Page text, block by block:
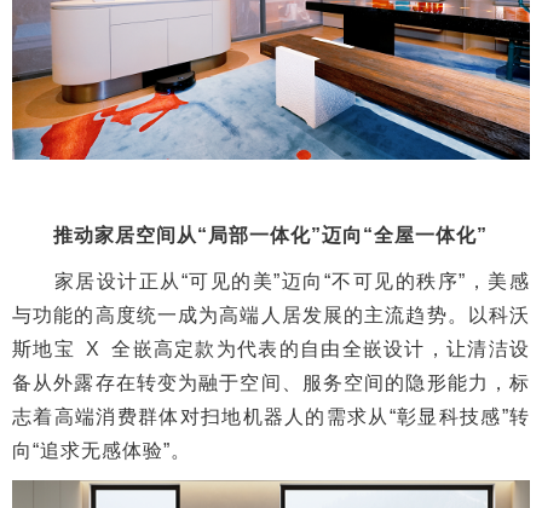
推动家居空间从“局部一体化”迈向“全屋一体化”
家居设计正从“可见的美”迈向“不可见的秩序”，美感
与功能的高度统一成为高端人居发展的主流趋势。以科沃
斯地宝 X 全嵌高定款为代表的自由全嵌设计，让清洁设
备从外露存在转变为融于空间、服务空间的隐形能力，标
志着高端消费群体对扫地机器人的需求从“彰显科技感”转
向“追求无感体验”。